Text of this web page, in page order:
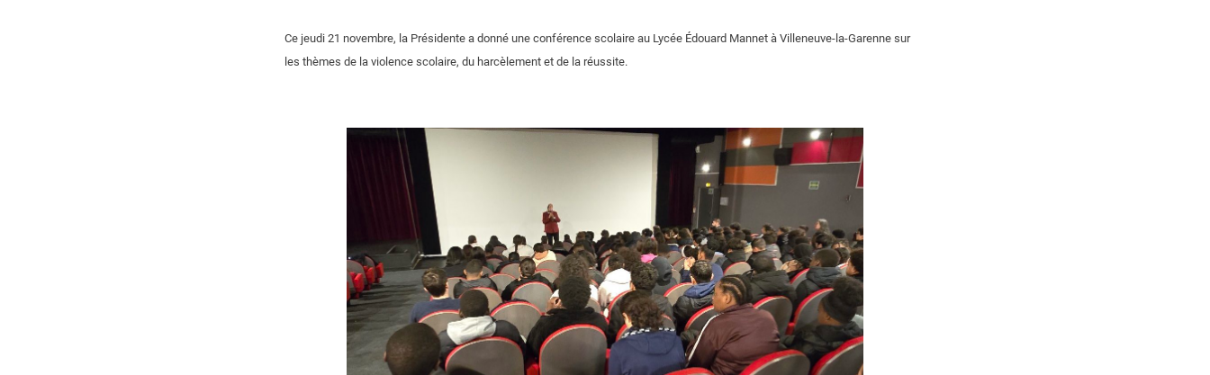
Ce jeudi 21 novembre, la Présidente a donné une conférence scolaire au Lycée Édouard Mannet à Villeneuve-la-Garenne sur
les thèmes de la violence scolaire, du harcèlement et de la réussite.